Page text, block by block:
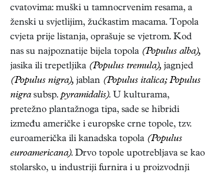
cvatovima: muški u tamnocrvenim resama, a
ženski u svjetlijim, žućkastim macama. Topola
cvjeta prije listanja, oprašuje se vjetrom. Kod
nas su najpoznatije bijela topola (Populus alba),
jasika ili trepetljika (Populus tremula), jagnjed
(Populus nigra), jablan (Populus italica; Populus
nigrasubsp.pyramidalis). U kulturama,
pretežno plantažnoga tipa, sade se hibridi
između američke i europske crne topole, tzv.
euroamerička ili kanadska topola (Populus
euroamericana). Drvo topole upotrebljava se kao
stolarsko, u industriji furnira i u proizvodnji